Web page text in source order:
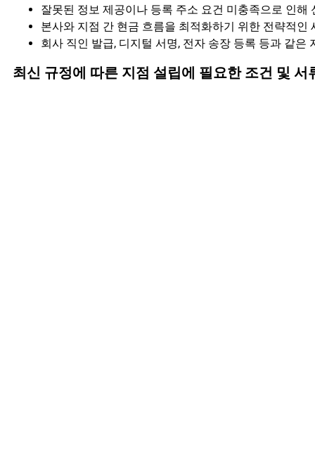
잘못된 정보 제공이나 등록 주소 요건 미충족으로 인해
본사와 지점 간 현금 흐름을 최적화하기 위한 전략적인
회사 직인 발급, 디지털 서명, 전자 송장 등록 등과 같은
최신 규정에 따른 지점 설립에 필요한 조건 및 서